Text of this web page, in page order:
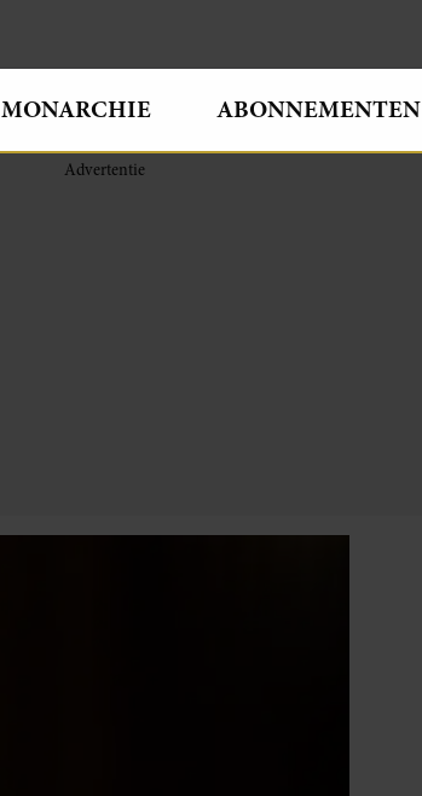
MONARCHIE ABONNEMENTEN